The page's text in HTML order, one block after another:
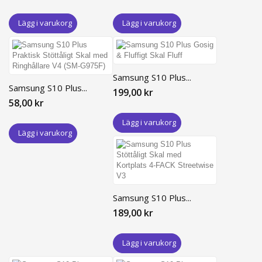
Lägg i varukorg Lägg i varukorg
Samsung S10 Plus...
58,00 kr
Lägg i varukorg
Samsung S10 Plus...
199,00 kr
Lägg i varukorg
Samsung S10 Plus...
189,00 kr
Lägg i varukorg